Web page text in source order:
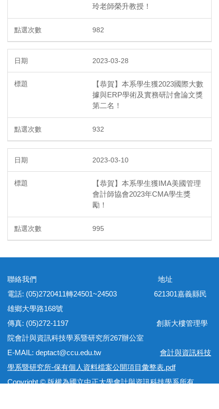
玲老師榮升教授！
982
2023-03-28
【恭賀】本系學生獲2023國際大數
據與ERP學術及實務研討會論文獎
第二名！
932
2023-03-10
【恭賀】本系學生獲IMA美國管理
會計師協會2023年CMA學生獎
勵！
995
聯絡我們 地址
電話: (05)2720411轉24501~24503 621301嘉義縣民
雄鄉大學路168號
傳真: (05)272-1197 創新大樓管理學
院會計與資訊科技學系暨研究所267辦公室
E-MAIL: deptact@ccu.edu.tw 會計與資訊科技
學系暨研究所-保有個人資料檔案公開項目彙整表.pdf
Copyright © 版權為國立中正大學會計與資訊科技學系所有